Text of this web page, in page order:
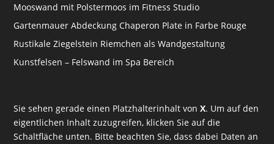
Mooswand mit Polstermoos im Fitness Studio
Gartenmauer Abdeckung Chaperon Plate in Farbe Rouge
Rustikale Ziegelstein Riemchen als Wandgestaltung
Kunstfelsen – Felswand im Spa Bereich
Sie sehen gerade einen Platzhalterinhalt vonX. Um auf den
eigentlichen Inhalt zuzugreifen, klicken Sie auf die
Schaltfläche unten. Bitte beachten Sie, dass dabei Daten an